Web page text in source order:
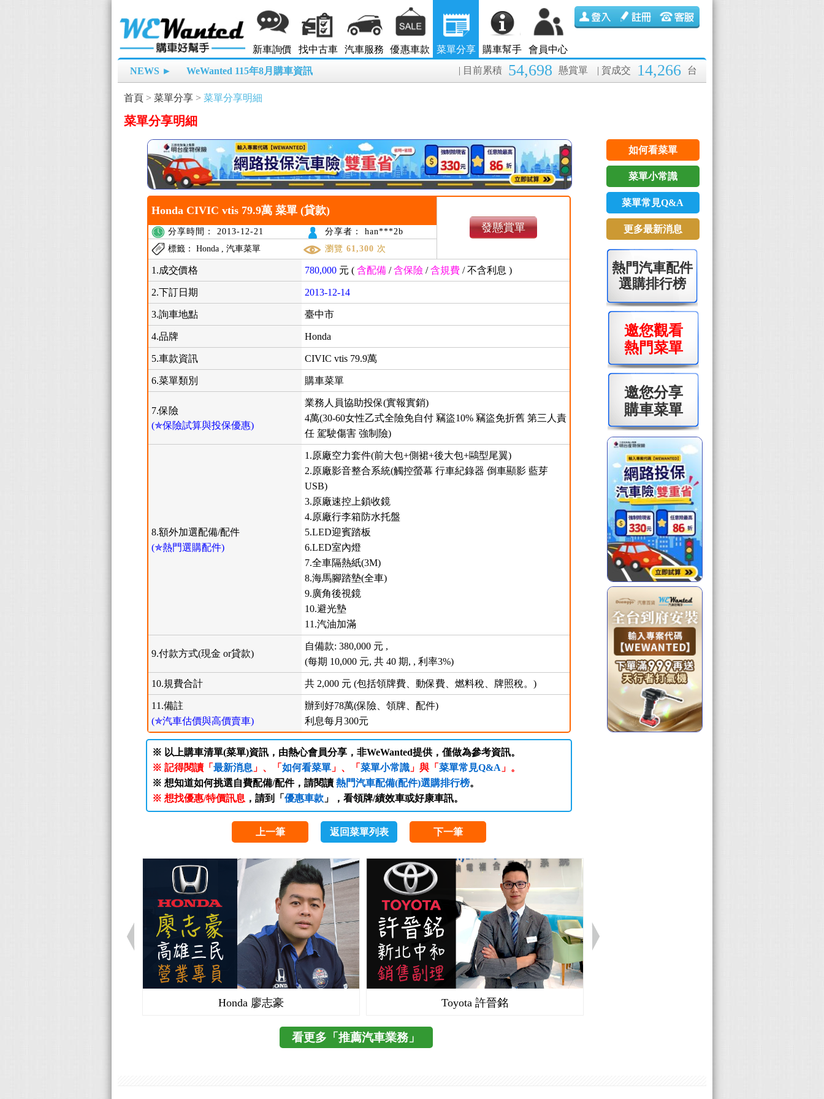
新車詢價 找中古車 汽車服務 優惠車款 菜單分享 購車幫手 會員中心
NEWS ► WeWanted 115年8月購車資訊 | 賀成交 14,266 台
| 目前累積 54,698 懸賞單
首頁 > 菜單分享 > 菜單分享明細
菜單分享明細
Honda CIVIC vtis 79.9萬 菜單 (貸款)
發懸賞單
分享時間： 2013-12-21
分享者： han***2b
標籤： Honda , 汽車菜單
瀏覽 61,300 次
1.成交價格 780,000 元 (含配備 /含保險 /含規費 /不含利息 )
2.下訂日期 2013-12-14
3.詢車地點 臺中市
4.品牌 Honda
5.車款資訊 CIVIC vtis 79.9萬
6.菜單類別 購車菜單
7.保險
(✯保險試算與投保優惠)
業務人員協助投保(實報實銷)
4萬(30-60女性乙式全險免自付 竊盜10% 竊盜免折舊 第三人責
任 駕駛傷害 強制險)
8.額外加選配備/配件
(✯熱門選購配件)
1.原廠空力套件(前大包+側裙+後大包+鷗型尾翼)
2.原廠影音整合系統(觸控螢幕 行車紀錄器 倒車顯影 藍芽
USB)
3.原廠速控上鎖收鏡
4.原廠行李箱防水托盤
5.LED迎賓踏板
6.LED室內燈
7.全車隔熱紙(3M)
8.海馬腳踏墊(全車)
9.廣角後視鏡
10.避光墊
11.汽油加滿
9.付款方式(現金 or貸款)
自備款: 380,000 元 ,
(每期 10,000 元, 共 40 期, , 利率3%)
10.規費合計 共 2,000 元 (包括領牌費、動保費、燃料稅、牌照稅。)
11.備註
(✯汽車估價與高價賣車)
辦到好78萬(保險、領牌、配件)
利息每月300元
※ 以上購車清單(菜單)資訊，由熱心會員分享，非WeWanted提供，僅做為參考資訊。
※ 記得閱讀「 最新消息 」、「 如何看菜單」、「 菜單小常識」與「 菜單常見Q&A 」。
※ 想知道如何挑選自費配備/配件，請閱讀 熱門汽車配備(配件)選購排行榜。
※ 想找優惠/特價訊息 ，請到「 優惠車款」，看領牌/績效車或好康車訊。
上一筆 返回菜單列表 下一筆
Honda 廖志豪 Toyota 許晉銘
看更多「推薦汽車業務」
如何看菜單
菜單小常識
菜單常見Q&A
更多最新消息
熱門汽車配件
選購排行榜
邀您觀看
熱門菜單
邀您分享
購車菜單